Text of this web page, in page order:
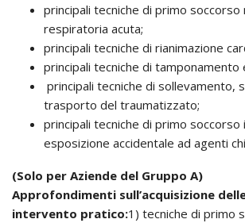
principali tecniche di primo soccorso
respiratoria acuta;
principali tecniche di rianimazione
principali tecniche di tamponamento
principali tecniche di sollevamento,
trasporto del traumatizzato;
principali tecniche di primo soccorso
esposizione accidentale ad agenti
(Solo per Aziende del Gruppo A)
Approfondimenti sull’acquisizione
intervento pratico:1) tecniche di primo